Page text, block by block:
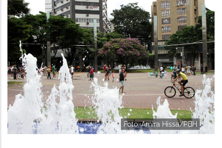
navegação
Foto: Amira Hissa/PBH